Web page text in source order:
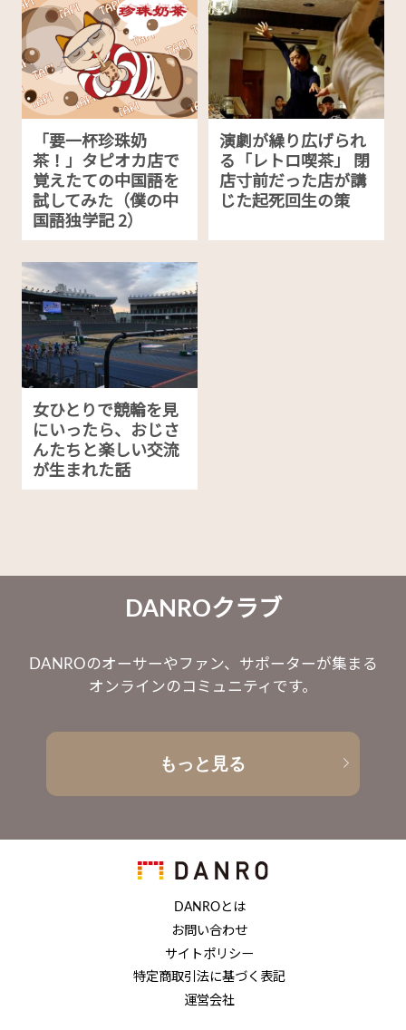
「要一杯珍珠奶
茶！」タピオカ店で
覚えたての中国語を
試してみた（僕の中
国語独学記 2）
演劇が繰り広げられ
る「レトロ喫茶」 閉
店寸前だった店が講
じた起死回生の策
女ひとりで競輪を見
にいったら、おじさ
んたちと楽しい交流
が生まれた話
DANROクラブ
DANROのオーサーやファン、サポーターが集まる
オンラインのコミュニティです。
もっと見る
DANROとは
お問い合わせ
サイトポリシー
特定商取引法に基づく表記
運営会社